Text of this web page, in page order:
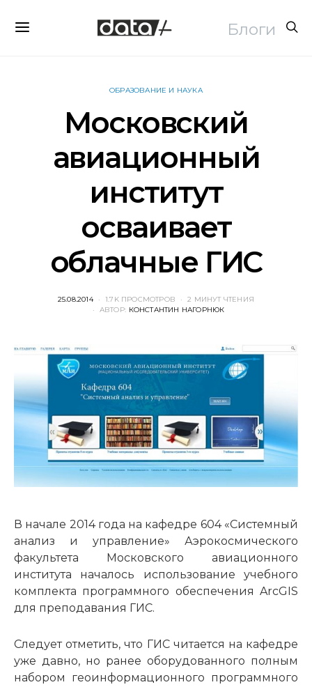
Блоги
ОБРАЗОВАНИЕ И НАУКА
Московский
авиационный
институт
осваивает
облачные ГИС
POSTED
25.08.2014 1.7K ПРОСМОТРОВ
2 МИНУТ ЧТЕНИЯ
АВТОР: КОНСТАНТИН НАГОРНЮК
В начале 2014 года на кафедре 604 «Системный
анализ и управление» Аэрокосмического
факультета Московского авиационного
института началось использование учебного
комплекта программного обеспечения ArcGIS
для преподавания ГИС.
Следует отметить, что ГИС читается на кафедре
уже давно, но ранее оборудованного полным
набором геоинформационного программного